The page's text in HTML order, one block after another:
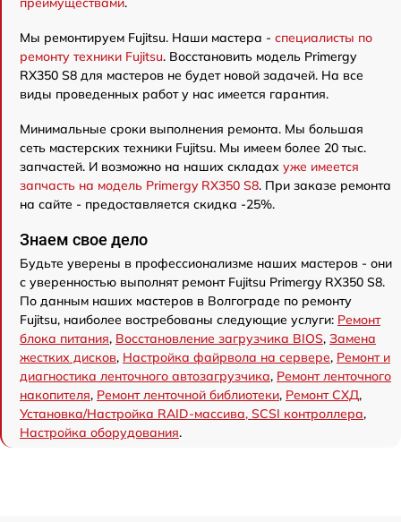
Мы ремонтируем Fujitsu. Наши мастера - специалисты по
ремонту техники Fujitsu. Восстановить модель Primergy
RX350 S8 для мастеров не будет новой задачей. На все
виды проведенных работ у нас имеется гарантия.
Минимальные сроки выполнения ремонта. Мы большая
сеть мастерских техники Fujitsu. Мы имеем более 20 тыс.
запчастей. И возможно на наших складах уже имеется
запчасть на модель Primergy RX350 S8. При заказе ремонта
на сайте - предоставляется скидка -25%.
Знаем свое дело
Будьте уверены в профессионализме наших мастеров - они
с уверенностью выполнят ремонт Fujitsu Primergy RX350 S8.
По данным наших мастеров в Волгограде по ремонту
Fujitsu, наиболее востребованы следующие услуги: Ремонт
блока питания, Восстановление загрузчика BIOS, Замена
жестких дисков, Настройка файрвола на сервере, Ремонт и
диагностика ленточного автозагрузчика, Ремонт ленточного
накопителя, Ремонт ленточной библиотеки, Ремонт СХД,
Установка/Настройка RAID-массива, SCSI контроллера,
Настройка оборудования.